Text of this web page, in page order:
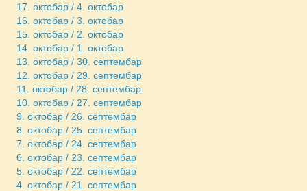
17. октобар / 4. октобар
16. октобар / 3. октобар
15. октобар / 2. октобар
14. октобар / 1. октобар
13. октобар / 30. септембар
12. октобар / 29. септембар
11. октобар / 28. септембар
10. октобар / 27. септембар
9. октобар / 26. септембар
8. октобар / 25. септембар
7. октобар / 24. септембар
6. октобар / 23. септембар
5. октобар / 22. септембар
4. октобар / 21. септембар